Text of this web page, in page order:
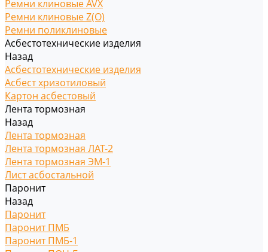
Ремни клиновые AVX
Ремни клиновые Z(O)
Ремни поликлиновые
Асбестотехнические изделия
Назад
Асбестотехнические изделия
Асбест хризотиловый
Картон асбестовый
Лента тормозная
Назад
Лента тормозная
Лента тормозная ЛАТ-2
Лента тормозная ЭМ-1
Лист асбостальной
Паронит
Назад
Паронит
Паронит ПМБ
Паронит ПМБ-1